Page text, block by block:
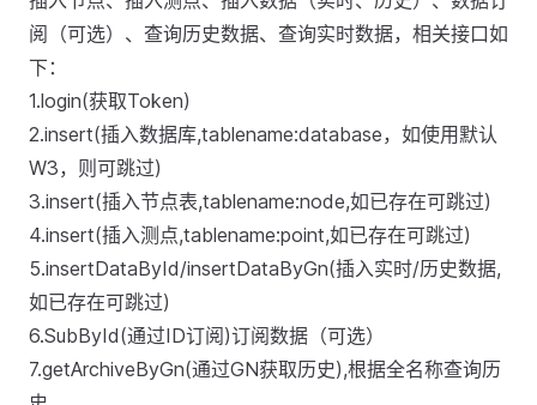
阅（可选）、查询历史数据、查询实时数据，相关接口如
下：
1.login(获取Token)
2.insert(插入数据库,tablename:database，如使用默认
W3，则可跳过)
3.insert(插入节点表,tablename:node,如已存在可跳过)
4.insert(插入测点,tablename:point,如已存在可跳过)
5.insertDataById/insertDataByGn(插入实时/历史数据,
如已存在可跳过)
6.SubById(通过ID订阅)订阅数据（可选）
7.getArchiveByGn(通过GN获取历史),根据全名称查询历